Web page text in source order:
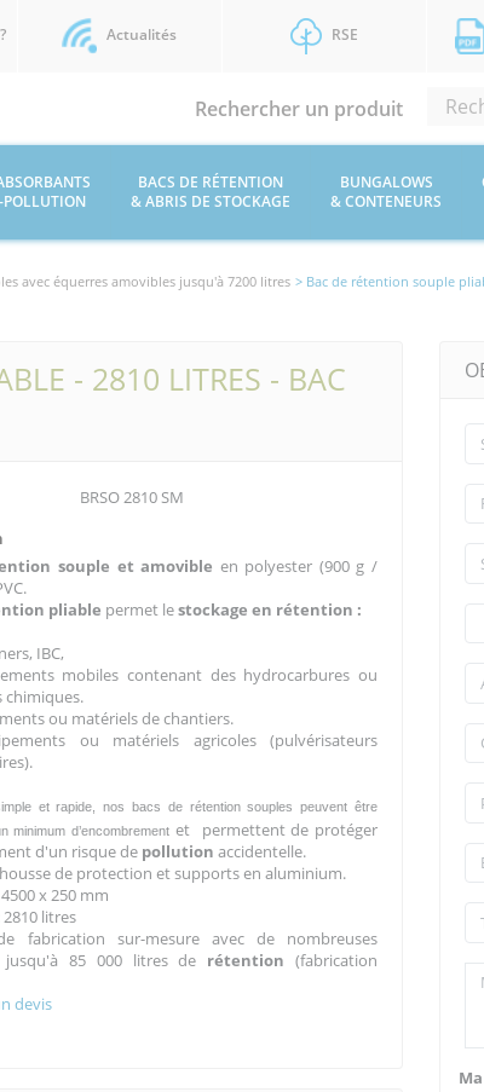
Actualités RSE
Rechercher un produit
BACS DE RÉTENTION
& ABRIS DE STOCKAGE
BUNGALOWS
& CONTENEURS
avec équerres amovibles jusqu'à 7200 litres > Bac de rétention souple
- 2810 LITRES - BAC
BRSO 2810 SM
souple et amovible en polyester (900 g /
pliable permet lestockage en rétention :
IBC,
mobiles contenant des hydrocarbures ou
chimiques.
ou matériels de chantiers.
ou matériels agricoles (pulvérisateurs
et rapide, nos bacs de rétention souples peuvent être
minimum d’encombrement et permettent de protéger
d'un risque de pollution accidentelle.
de protection et supports en aluminium.
x 250 mm
2810 litres
fabrication sur-mesure avec de nombreuses
jusqu'à 85 000 litres de rétention (fabrication
devis